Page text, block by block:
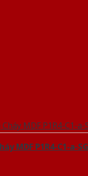
MDF P1R4-C1-a-